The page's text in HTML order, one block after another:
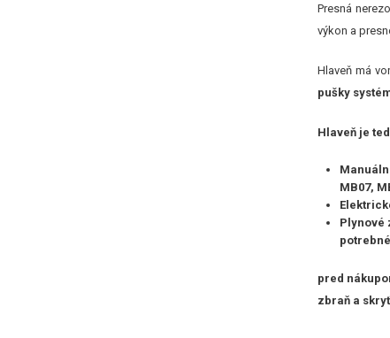
Presná
výkon a
Hlaveň má
pušky
Hlaveň je
MB07,
Plynové
pred
zbraň a